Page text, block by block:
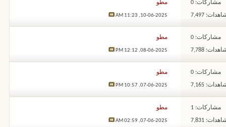
مشاركات: 0
7,497
مطو
10-06-2025,
11:23 AM
مشاركات: 0
7,788
مطو
08-06-2025,
12:12 PM
مشاركات: 0
7,165
مطو
07-06-2025,
10:57 PM
مشاركات: 1
7,831
مطو
07-06-2025,
02:59 AM